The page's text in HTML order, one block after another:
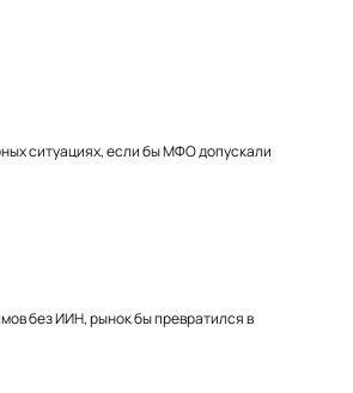
ситуациях, если бы МФО допускали
без ИИН, рынок бы превратился в